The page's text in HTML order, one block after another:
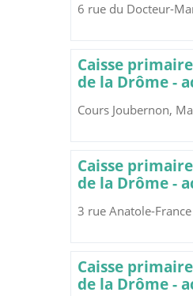
6 rue du Docteur-
Caisse
de la Drôme -
Cours Joubernon,
Caisse
de la Drôme -
3 rue Anatole-
Caisse
de la Drôme -